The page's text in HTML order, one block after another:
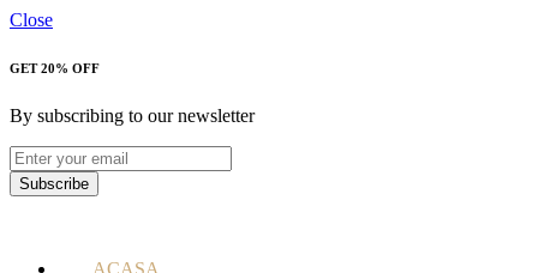
Close
GET 20% OFF
By subscribing to our newsletter
Subscribe
ACASA